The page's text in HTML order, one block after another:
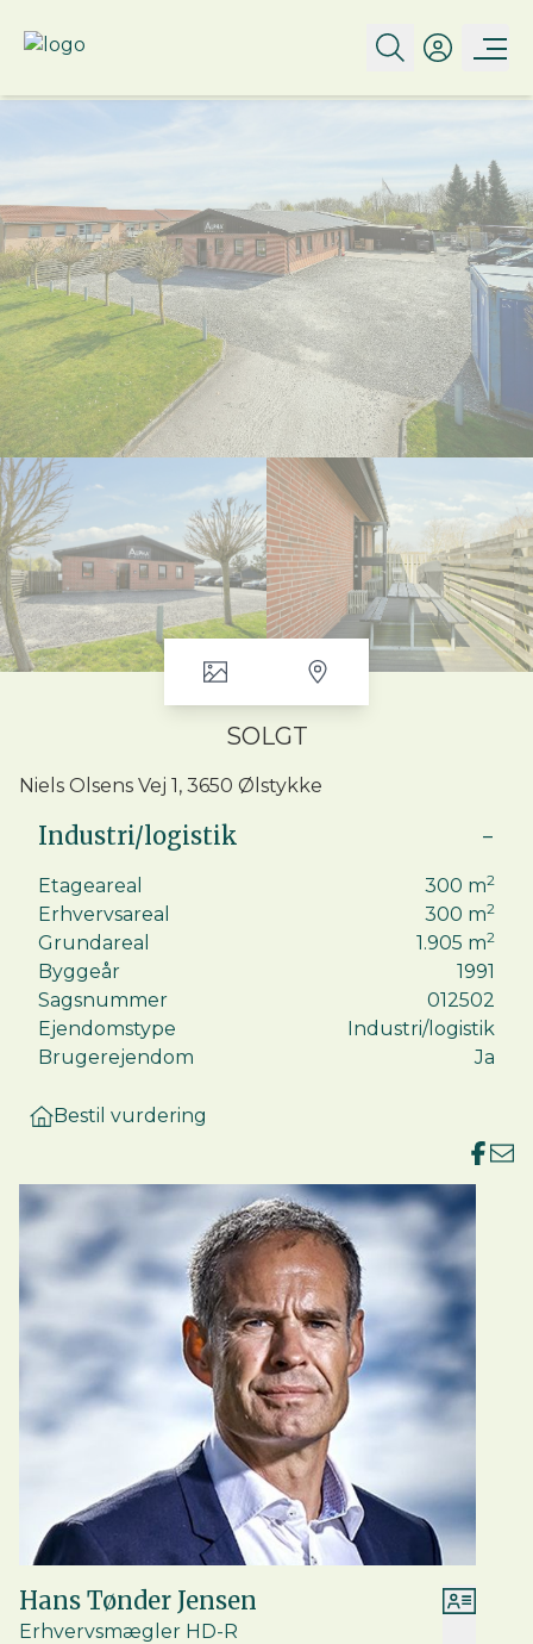
SOLGT
Niels Olsens Vej 1, 3650 Ølstykke
Industri/logistik -
Etageareal 300 m2
Erhvervsareal 300 m2
Grundareal 1.905 m2
Byggeår
1991
Sagsnummer
012502
Ejendomstype
Industri/logistik
Brugerejendom
Ja
Bestil vurdering
Hans Tønder Jensen
Erhvervsmægler HD-R